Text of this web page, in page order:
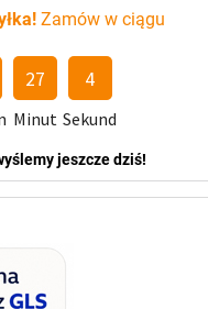
Zamów w ciągu
27
Minut
2
Sekund
jeszcze dziś!